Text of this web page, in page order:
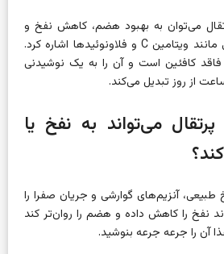
می‌توان به بهبود هضم، کاهش نفخ و
افزایش آنتی‌اکسیدان‌هایی مانند ویتامین C و فلاونوئیدها اشاره کرد.
کافئین است و آن را به یک نوشیدنی
از روز تبدیل می‌کند.
می‌تواند به نفخ یا
طبیعی، آنزیم‌های گوارشی و جریان صفرا را
نفخ را کاهش داده و هضم را روان‌تر کند
آن را جرعه جرعه بنوشید.